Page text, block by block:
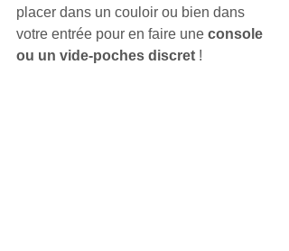
placer dans un couloir ou bien dans
votre entrée pour en faire une console
ou un vide-poches discret !